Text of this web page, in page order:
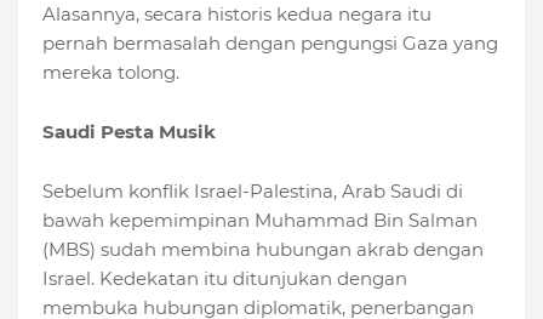
Alasannya, secara historis kedua negara itu
pernah bermasalah dengan pengungsi Gaza yang
mereka tolong.
Saudi Pesta Musik
Sebelum konflik Israel-Palestina, Arab Saudi di
bawah kepemimpinan Muhammad Bin Salman
(MBS) sudah membina hubungan akrab dengan
Israel. Kedekatan itu ditunjukan dengan
membuka hubungan diplomatik, penerbangan